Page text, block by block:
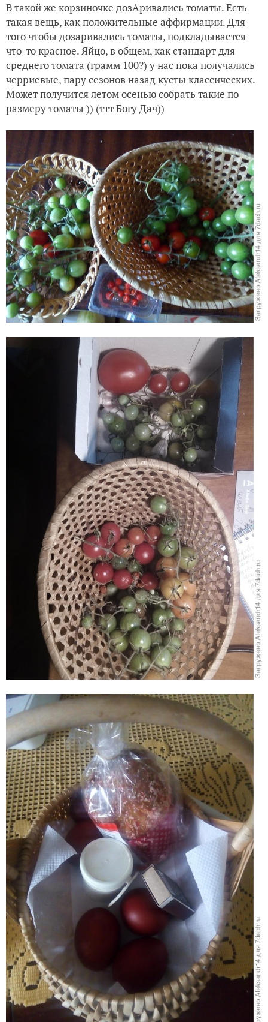
Патиссон
Томаты и перцы предпасхальные
Перцы. Черенкование
В такой же корзиночке дозАривались томаты. Есть
такая вещь, как положительные аффирмации. Для
того чтобы дозаривались томаты, подкладывается
что-то красное. Яйцо, в общем, как стандарт для
среднего томата (грамм 100?) у нас пока получались
черриевые, пару сезонов назад кусты классических.
Может получится летом осенью собрать такие по
размеру томаты )) (ттт Богу Дач))